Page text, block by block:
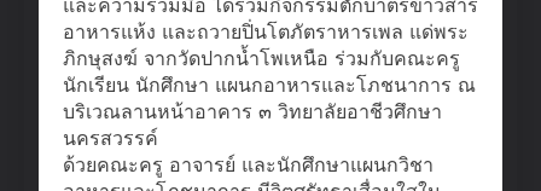
อาหารแห้ง และถวายปิ่นโตภัตราหารเพล แด่พระ
ภิกษุสงฆ์ จากวัดปากน้ำโพเหนือ ร่วมกับคณะครู
นักเรียน นักศึกษา แผนกอาหารและโภชนาการ ณ
บริเวณลานหน้าอาคาร ๓ วิทยาลัยอาชีวศึกษา
นครสวรรค์
ด้วยคณะครู อาจารย์ และนักศึกษาแผนกวิชา